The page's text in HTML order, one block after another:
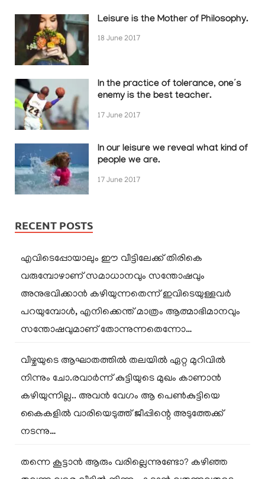
Leisure is the Mother of Philosophy.
18 June 2017
In the practice of tolerance, one’s
enemy is the best teacher.
17 June 2017
In our leisure we reveal what kind of
people we are.
17 June 2017
RECENT POSTS
എവിടെപ്പോയാലും ഈ വീട്ടിലേക്ക് തിരികെ
വരുമ്പോഴാണ് സമാധാനവും സന്തോഷവും
അനുഭവിക്കാൻ കഴിയുന്നതെന്ന് ഇവിടെയുള്ളവർ
പറയുമ്പോൾ, എനിക്കെന്ത് മാത്രം ആത്മാഭിമാനവും
സന്തോഷവുമാണ് തോന്നുന്നതെന്നോ…
വീഴ്ചയുടെ ആഘാതത്തിൽ തലയിൽ ഏറ്റ മുറിവിൽ
നിന്നും ചോ.രവാർന്ന് കുട്ടിയുടെ മുഖം കാണാൻ
കഴിയുന്നില്ല.. അവൻ വേഗം ആ പെൺകുട്ടിയെ
കൈകളിൽ വാരിയെടുത്ത് ജീപ്പിന്റെ അടുത്തേക്ക്
നടന്നു…
തന്നെ കൂട്ടാൻ ആരും വരില്ലെന്നുണ്ടോ? കഴിഞ്ഞ